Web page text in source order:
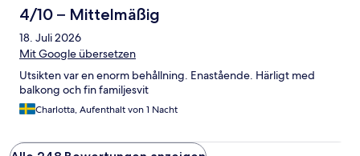
4/10 – Mittelmäßig
18. Juli 2026
Mit Google übersetzen
Utsikten var en enorm behållning. Enastående. Härligt med
balkong och fin familjesvit
Charlotta, Aufenthalt von 1 Nacht